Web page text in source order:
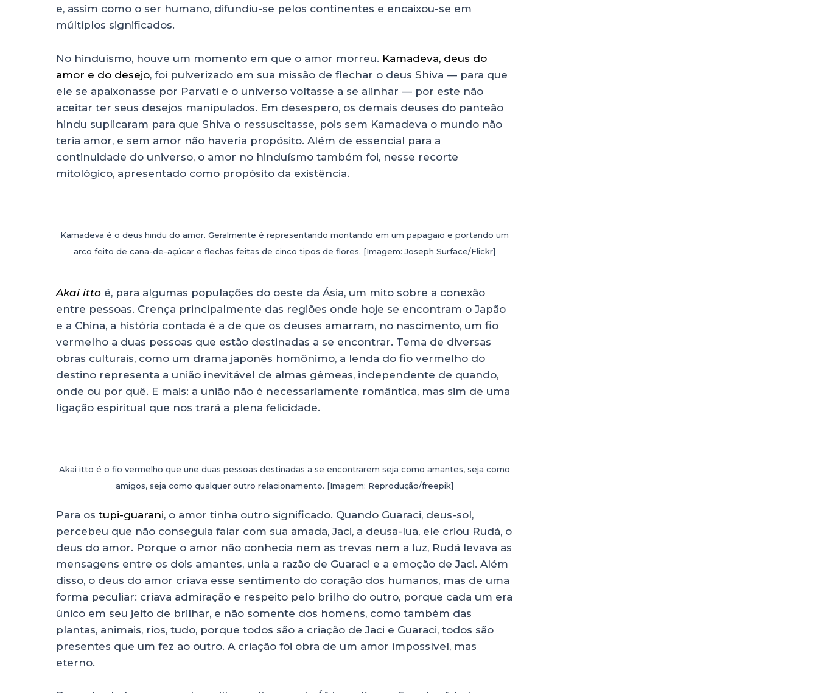
e, assim como o ser humano, difundiu-se pelos continentes e encaixou-se em
múltiplos significados.
No hinduísmo, houve um momento em que o amor morreu. Kamadeva, deus do
amor e do desejo, foi pulverizado em sua missão de flechar o deus Shiva — para que
ele se apaixonasse por Parvati e o universo voltasse a se alinhar — por este não
aceitar ter seus desejos manipulados. Em desespero, os demais deuses do panteão
hindu suplicaram para que Shiva o ressuscitasse, pois sem Kamadeva o mundo não
teria amor, e sem amor não haveria propósito. Além de essencial para a
continuidade do universo, o amor no hinduísmo também foi, nesse recorte
mitológico, apresentado como propósito da existência.
Kamadeva é o deus hindu do amor. Geralmente é representando montando em um papagaio e portando um
arco feito de cana-de-açúcar e flechas feitas de cinco tipos de flores. [Imagem: Joseph Surface/Flickr]
Akai itto é, para algumas populações do oeste da Ásia, um mito sobre a conexão
entre pessoas. Crença principalmente das regiões onde hoje se encontram o Japão
e a China, a história contada é a de que os deuses amarram, no nascimento, um fio
vermelho a duas pessoas que estão destinadas a se encontrar. Tema de diversas
obras culturais, como um drama japonês homônimo, a lenda do fio vermelho do
destino representa a união inevitável de almas gêmeas, independente de quando,
onde ou por quê. E mais: a união não é necessariamente romântica, mas sim de uma
ligação espiritual que nos trará a plena felicidade.
Akai itto é o fio vermelho que une duas pessoas destinadas a se encontrarem seja como amantes, seja como
amigos, seja como qualquer outro relacionamento. [Imagem: Reprodução/freepik]
Para os tupi-guarani, o amor tinha outro significado. Quando Guaraci, deus-sol,
percebeu que não conseguia falar com sua amada, Jaci, a deusa-lua, ele criou Rudá, o
deus do amor. Porque o amor não conhecia nem as trevas nem a luz, Rudá levava as
mensagens entre os dois amantes, unia a razão de Guaraci e a emoção de Jaci. Além
disso, o deus do amor criava esse sentimento do coração dos humanos, mas de uma
forma peculiar: criava admiração e respeito pelo brilho do outro, porque cada um era
único em seu jeito de brilhar, e não somente dos homens, como também das
plantas, animais, rios, tudo, porque todos são a criação de Jaci e Guaraci, todos são
presentes que um fez ao outro. A criação foi obra de um amor impossível, mas
eterno.